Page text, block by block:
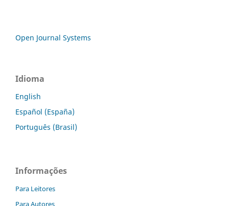
Open Journal Systems
Idioma
English
Español (España)
Português (Brasil)
Informações
Para Leitores
Para Autores